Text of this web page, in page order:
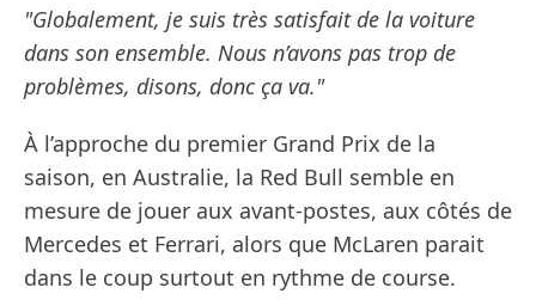
"Globalement, je suis très satisfait de la voiture
dans son ensemble. Nous n’avons pas trop de
problèmes, disons, donc ça va."
À l’approche du premier Grand Prix de la
saison, en Australie, la Red Bull semble en
mesure de jouer aux avant-postes, aux côtés de
Mercedes et Ferrari, alors que McLaren parait
dans le coup surtout en rythme de course.